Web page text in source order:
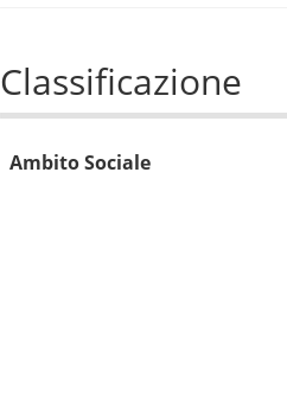
Classificazione
Ambito Sociale